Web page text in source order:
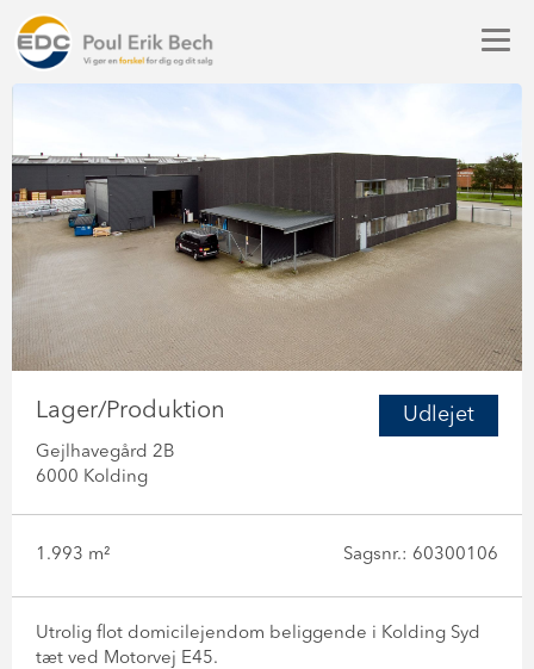
Udlejet
Lager/Produktion
Gejlhavegård 2B
6000 Kolding
1.993 m² Sagsnr.: 60300106
Utrolig flot domicilejendom beliggende i Kolding Syd
tæt ved Motorvej E45.